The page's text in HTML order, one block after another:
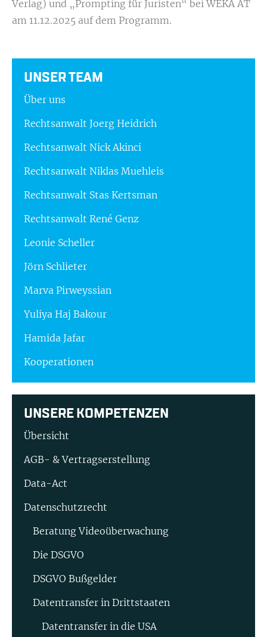
Verlag) und „Prompting für Juristen“ bei WEKA AT
am 11.12.2025 auf dem Programm.
UNSER TEAM
Über uns
Rechtsanwalt Joerg Heidrich
Rechtsanwalt Nick Akinci
Rechtsanwalt Niklas Muehleis
Rechtsanwalt Stas Kertsman
Rechtsanwalt René Genz
Leonie Scheller
Jörn Schlieter
Marva Pirweyssian
Yuliya Haj Bakour
Hamida Jafar
Kooperationen
UNSERE KOMPETENZEN
Übersicht
AGB- & Vertragserstellung
Data-Act
Datenschutzrecht
Beratung Video­überwachung
Die DSGVO
DSGVO Bußgelder
Datentransfer in Drittstaaten
Datentransfer in die USA